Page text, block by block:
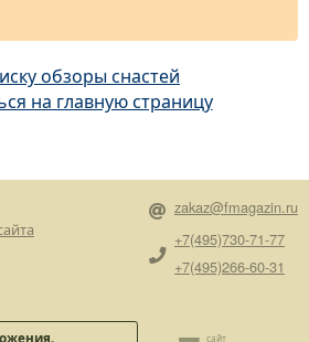
обзоры снастей
на главную страницу
zakaz@fmagazin.ru
+7(495)730-71-77
+7(495)266-60-31